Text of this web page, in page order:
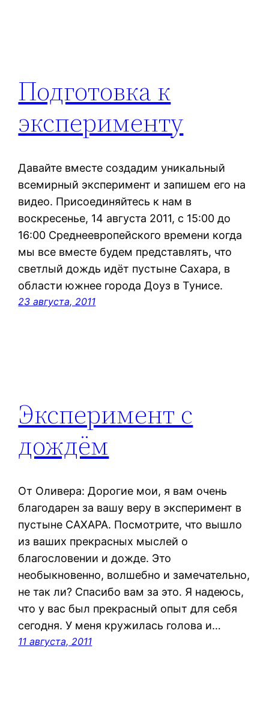
Подготовка к
эксперименту
Давайте вместе создадим уникальный
всемирный эксперимент и запишем его на
видео. Присоединяйтесь к нам в
воскресенье, 14 августа 2011, с 15:00 до
16:00 Среднеевропейского времени когда
мы все вместе будем представлять, что
светлый дождь идёт пустыне Сахара, в
области южнее города Доуз в Тунисе.
23 августа, 2011
Эксперимент с
дождём
От Оливера: Дорогие мои, я вам очень
благодарен за вашу веру в эксперимент в
пустыне САХАРА. Посмотрите, что вышло
из ваших прекрасных мыслей о
благословении и дожде. Это
необыкновенно, волшебно и замечательно,
не так ли? Спасибо вам за это. Я надеюсь,
что у вас был прекрасный опыт для себя
сегодня. У меня кружилась голова и…
11 августа, 2011